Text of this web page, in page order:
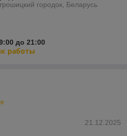
городок, Беларусь
до 21:00
работы
21.12.2025